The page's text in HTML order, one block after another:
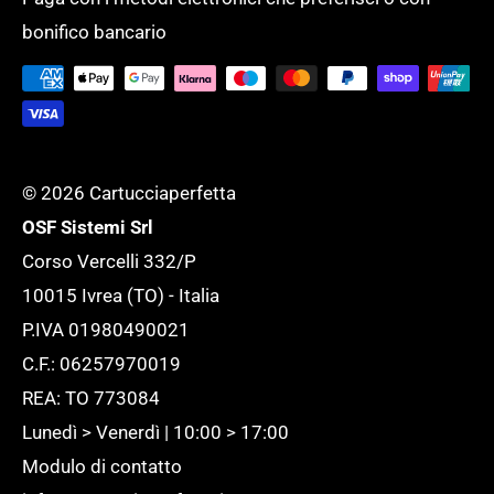
supportare l'ufficio ed adattarlo ad ogni
esigenza.
SERVIZI GENERALI
Tempi di evasione
Tutte le novità
bonifico bancario
© 2026 Cartucciaperfetta
OSF Sistemi Srl
Corso Vercelli 332/P
10015 Ivrea (TO) - Italia
P.IVA 01980490021
C.F.: 06257970019
REA: TO 773084
Lunedì > Venerdì | 10:00 > 17:00
Modulo di contatto